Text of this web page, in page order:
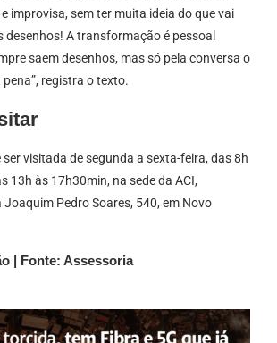
improvisa, sem ter muita ideia do que vai
desenhos! A transformação é pessoal
saem desenhos, mas só pela conversa o
registra o texto.
visitada de segunda a sexta-feira, das 8h
13h às 17h30min, na sede da ACI,
Joaquim Pedro Soares, 540, em Novo
| Fonte: Assessoria